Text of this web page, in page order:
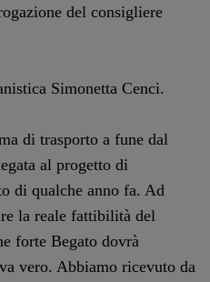
del consigliere
Simonetta Cenci.
di trasporto a fune dal
al progetto di
di qualche anno fa. Ad
la reale fattibilità del
forte Begato dovrà
vero. Abbiamo ricevuto da